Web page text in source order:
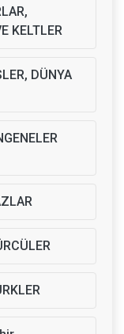
KELTLER
DÜNYA